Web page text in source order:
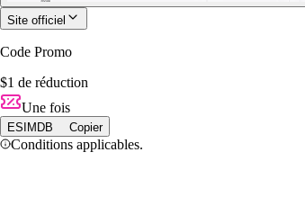
Site officiel
Code Promo
$1 de réduction
Une fois
ESIMDB Copier
Conditions applicables.